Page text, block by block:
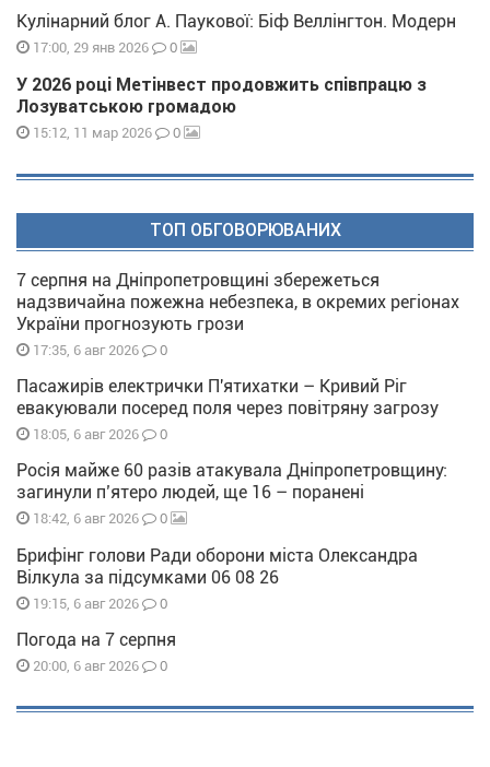
Кулінарний блог А. Паукової: Біф Веллінгтон. Модерн
17:00, 29 янв 2026 0
У 2026 році Метінвест продовжить співпрацю з
Лозуватською громадою
15:12, 11 мар 2026 0
ТОП ОБГОВОРЮВАНИХ
7 серпня на Дніпропетровщині збережеться
надзвичайна пожежна небезпека, в окремих регіонах
України прогнозують грози
17:35, 6 авг 2026 0
Пасажирів електрички П'ятихатки – Кривий Ріг
евакуювали посеред поля через повітряну загрозу
18:05, 6 авг 2026 0
Росія майже 60 разів атакувала Дніпропетровщину:
загинули п’ятеро людей, ще 16 – поранені
18:42, 6 авг 2026 0
Брифінг голови Ради оборони міста Олександра
Вілкула за підсумками 06 08 26
19:15, 6 авг 2026 0
Погода на 7 серпня
20:00, 6 авг 2026 0